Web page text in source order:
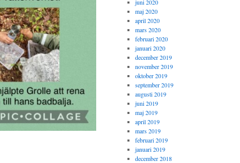
juni 2020
maj 2020
april 2020
mars 2020
februari 2020
januari 2020
december 2019
november 2019
oktober 2019
september 2019
augusti 2019
juni 2019
maj 2019
april 2019
mars 2019
februari 2019
januari 2019
december 2018